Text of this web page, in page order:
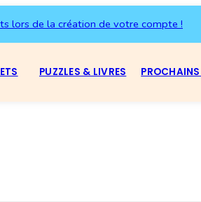
lors de la création de votre compte !
PUZZLES & LIVRES PROCHAINS